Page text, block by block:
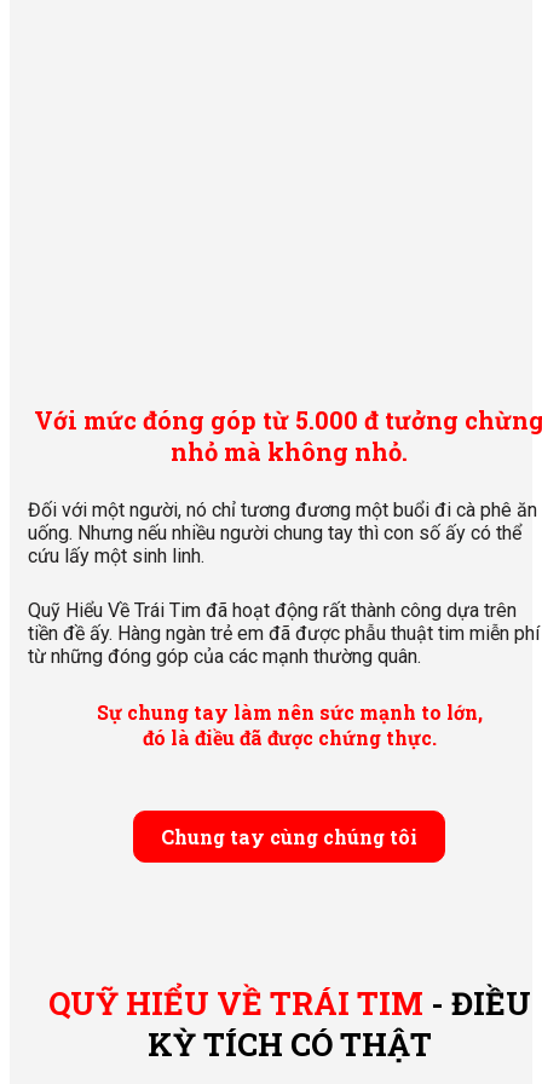
Với mức đóng góp từ 5.000 đ tưởng
nhỏ mà không nhỏ.
Đối với một người, nó chỉ tương đương một buổi đi cà phê ăn
uống. Nhưng nếu nhiều người chung tay thì con số ấy có thể
cứu lấy một sinh linh.
Quỹ Hiểu Về Trái Tim đã hoạt động rất thành công dựa trên
tiền đề ấy. Hàng ngàn trẻ em đã được phẫu thuật tim miễn phí
từ những đóng góp của các mạnh thường quân.
Sự chung tay làm nên sức mạnh to lớn,
đó là điều đã được chứng thực.
Chung tay cùng chúng tôi
QUỸ HIỂU VỀ TRÁI TIM - ĐIỀU
KỲ TÍCH CÓ THẬT